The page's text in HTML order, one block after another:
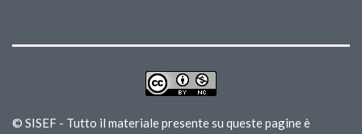
© SISEF - Tutto il materiale presente su queste pagine è